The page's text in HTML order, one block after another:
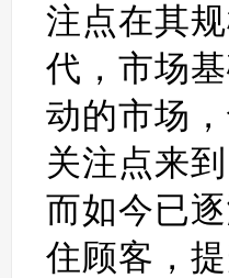
注点在其
代，市场
动的市场
关注点来
而如今已
住顾客，